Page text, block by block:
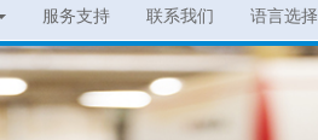
服务支持 联系我们 语言选择